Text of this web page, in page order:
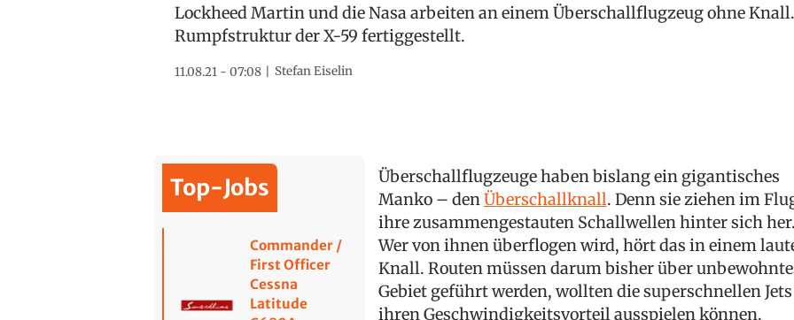
Lockheed Martin und die Nasa arbeiten an einem Überschallflugzeug ohne
Rumpfstruktur der X-59 fertiggestellt.
11.08.21 - 07:08 Stefan Eiselin
Top-Jobs
Commander /
First Officer
Cessna
Latitude
Überschallflugzeuge haben bislang ein gigantisches
Manko – denÜberschallknall. Denn sie ziehen im
ihre zusammengestauten Schallwellen hinter sich her.
Wer von ihnen überflogen wird, hört das in einem
Knall. Routen müssen darum bisher über
Gebiet geführt werden, wollten die superschnellen Jets
ihren Geschwindigkeitsvorteil ausspielen können.